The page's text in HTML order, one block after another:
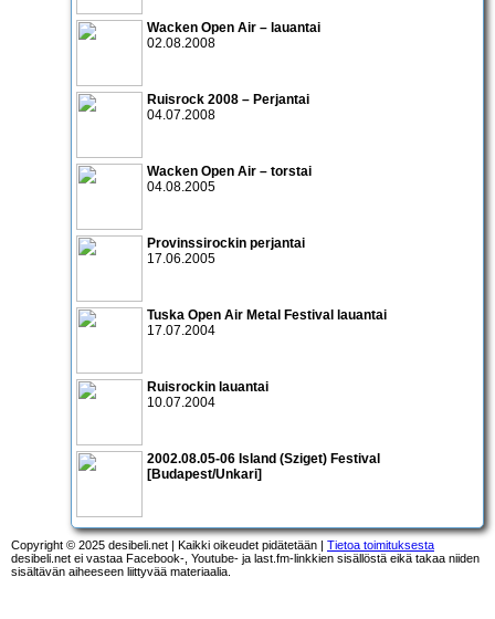
Wacken Open Air – lauantai
02.08.2008
Ruisrock 2008 – Perjantai
04.07.2008
Wacken Open Air – torstai
04.08.2005
Provinssirockin perjantai
17.06.2005
Tuska Open Air Metal Festival lauantai
17.07.2004
Ruisrockin lauantai
10.07.2004
2002.08.05-06 Island (Sziget) Festival
[Budapest/Unkari]
Copyright © 2025 desibeli.net | Kaikki oikeudet pidätetään | Tietoa toimituksesta
desibeli.net ei vastaa Facebook-, Youtube- ja last.fm-linkkien sisällöstä eikä takaa niiden
sisältävän aiheeseen liittyvää materiaalia.